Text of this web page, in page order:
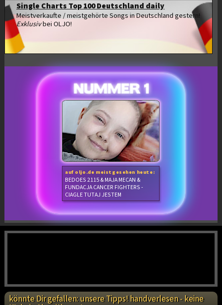
Single Charts Top 100 Deutschland daily
Meistverkaufte / meistgehörte Songs in Deutschland gestern!
Exklusivbei OLJO!
auf oljo.de meistgesehen heute:
BEDOES 2115 & MAJA MECAN &
FUNDACJA CANCER FIGHTERS -
CIAGLE TUTAJ JESTEM
könnte Dir gefallen: unsere Tipps! handverlesen - keine